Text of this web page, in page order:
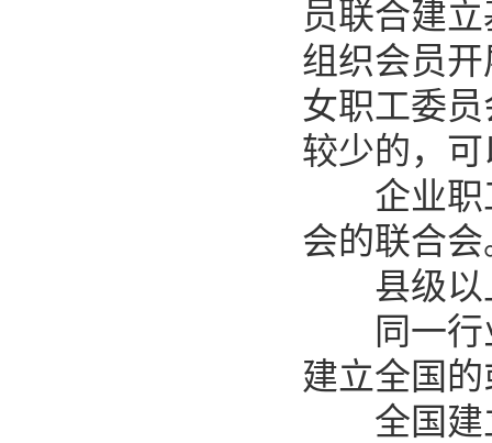
员联合建
组织会员
女职工委
较少的，
企业职工
会的联合会
县级以上
同一行业
建立全国
全国建